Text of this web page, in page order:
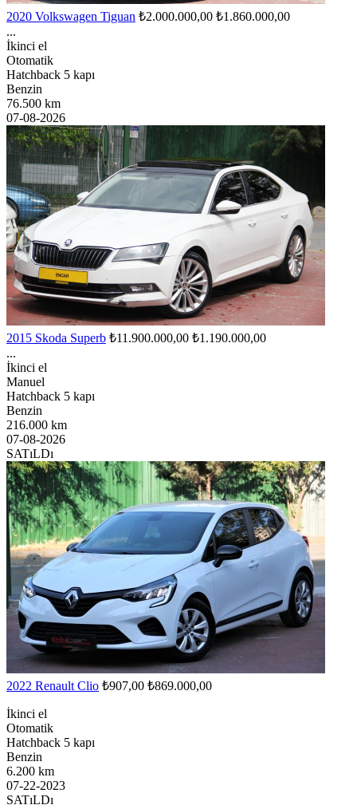
2020 Volkswagen Tiguan ₺2.000.000,00 ₺1.860.000,00
...
İkinci el
Otomatik
Hatchback 5 kapı
Benzin
76.500 km
07-08-2026
2015 Skoda Superb ₺11.900.000,00 ₺1.190.000,00
...
İkinci el
Manuel
Hatchback 5 kapı
Benzin
216.000 km
07-08-2026
SATıLDı
2022 Renault Clio ₺907,00 ₺869.000,00
İkinci el
Otomatik
Hatchback 5 kapı
Benzin
6.200 km
07-22-2023
SATıLDı